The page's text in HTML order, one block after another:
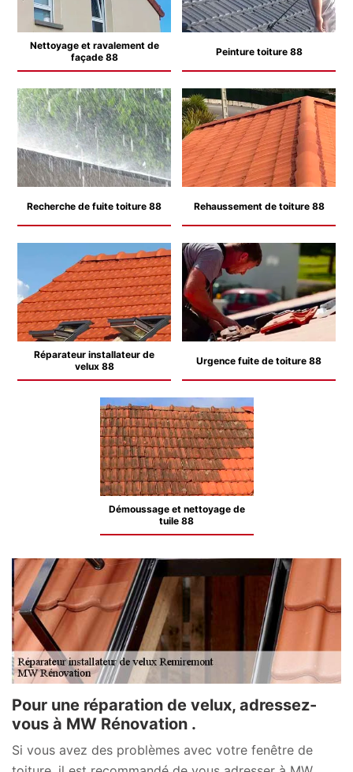
Nettoyage et ravalement de
façade 88
Peinture toiture 88
Recherche de fuite toiture 88 Rehaussement de toiture 88
Réparateur installateur de
velux 88
Urgence fuite de toiture 88
Démoussage et nettoyage de
tuile 88
Pour une réparation de velux, adressez-
vous à MW Rénovation .
Si vous avez des problèmes avec votre fenêtre de